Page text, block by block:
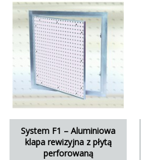
System F1 – Aluminiowa
klapa rewizyjna z płytą
perforowaną